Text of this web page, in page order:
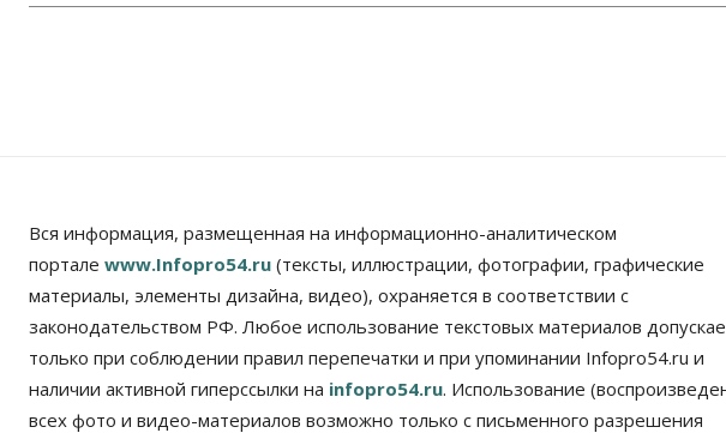
Вся информация, размещенная на информационно-аналитическом
портале www.Infopro54.ru (тексты, иллюстрации, фотографии, графические
материалы, элементы дизайна, видео), охраняется в соответствии с
законодательством РФ. Любое использование текстовых материалов
только при соблюдении правил перепечатки и при упоминании Infopro54.ru и
наличии активной гиперссылки на infopro54.ru. Использование
всех фото и видео-материалов возможно только с письменного разрешения